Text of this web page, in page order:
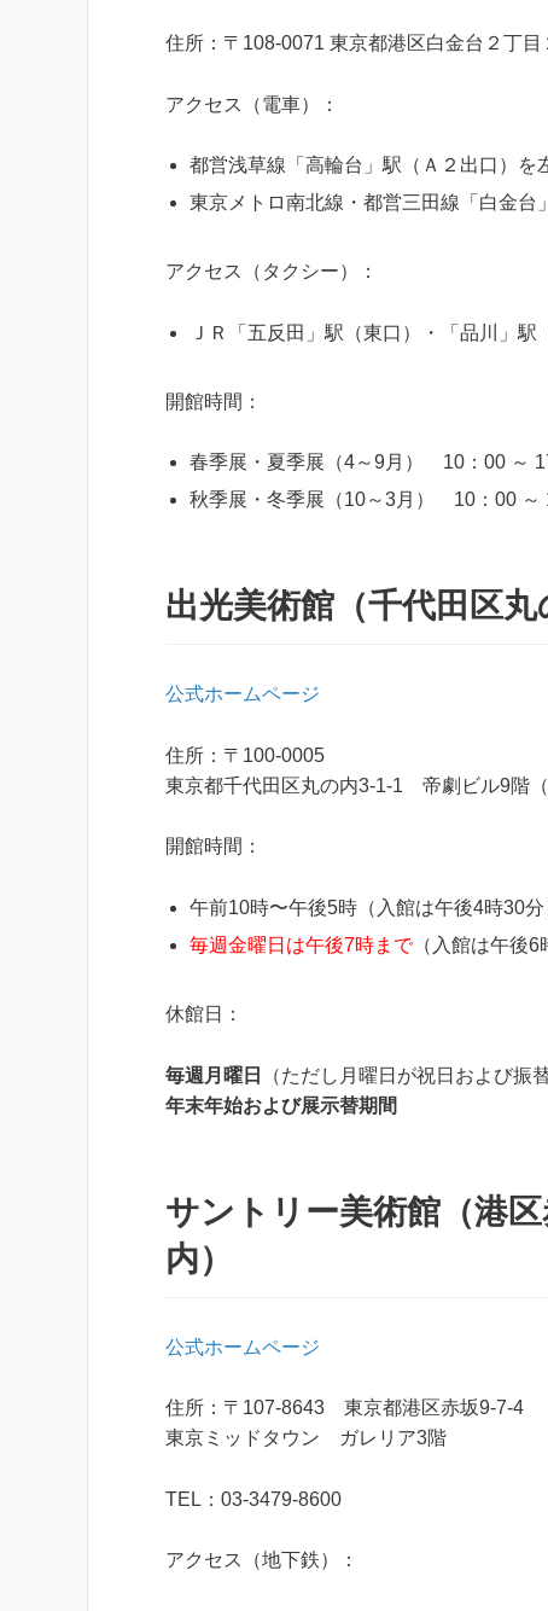
住所：〒108-0071 東京都港区白金台２丁目
アクセス（電車）：
都営浅草線「高輪台」駅（Ａ２出口）を
東京メトロ南北線・都営三田線「白金台
アクセス（タクシー）：
ＪＲ「五反田」駅（東口）・「品川」駅
開館時間：
春季展・夏季展（4～9月） 10：00 ～
秋季展・冬季展（10～3月） 10：00 ～
出光美術館（千代田区丸
公式ホームページ
住所：〒100-0005
東京都千代田区丸の内3-1-1 帝劇ビル9階（
開館時間：
午前10時〜午後5時（入館は午後4時30分
毎週金曜日は午後7時まで（入館は午後6
休館日：
毎週月曜日
（ただし月曜日が祝日および振
年末年始および展示替期間
サントリー美術館（港
内）
公式ホームページ
住所：〒107-8643 東京都港区赤坂9-7-4
東京ミッドタウン ガレリア3階
TEL：03-3479-8600
アクセス（地下鉄）：